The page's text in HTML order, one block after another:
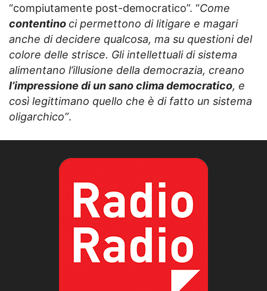
“compiutamente post-democratico”. “Come
contentinoci permettono di litigare e magari
anche di decidere qualcosa, ma su questioni del
colore delle strisce. Gli intellettuali di sistema
alimentano l’illusione della democrazia, creano
l’impressione di un sano clima democratico, e
così legittimano quello che è di fatto un sistema
oligarchico”.